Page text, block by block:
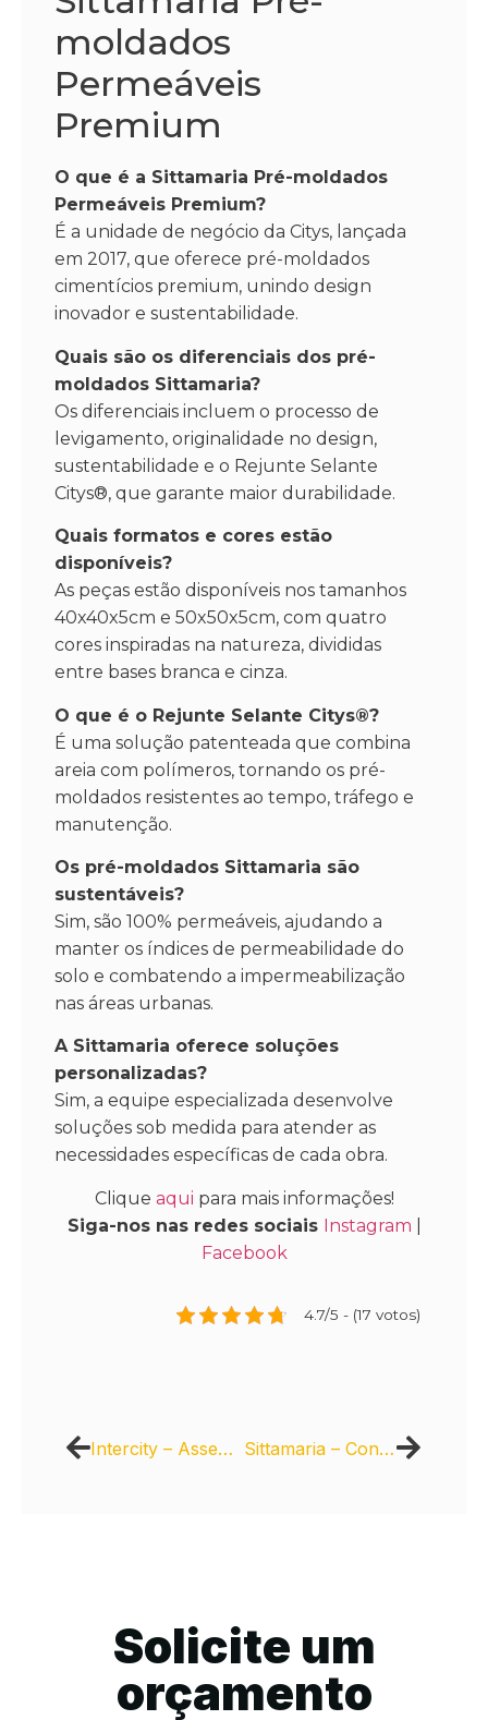
moldados
Permeáveis
Premium
O que é a Sittamaria Pré-moldados
Permeáveis Premium?
É a unidade de negócio da Citys, lançada
em 2017, que oferece pré-moldados
cimentícios premium, unindo design
inovador e sustentabilidade.
Quais são os diferenciais dos pré-
moldados Sittamaria?
Os diferenciais incluem o processo de
levigamento, originalidade no design,
sustentabilidade e o Rejunte Selante
Citys®, que garante maior durabilidade.
Quais formatos e cores estão
disponíveis?
As peças estão disponíveis nos tamanhos
40x40x5cm e 50x50x5cm, com quatro
cores inspiradas na natureza, divididas
entre bases branca e cinza.
O que é o Rejunte Selante Citys®?
É uma solução patenteada que combina
areia com polímeros, tornando os pré-
moldados resistentes ao tempo, tráfego e
manutenção.
Os pré-moldados Sittamaria são
sustentáveis?
Sim, são 100% permeáveis, ajudando a
manter os índices de permeabilidade do
solo e combatendo a impermeabilização
nas áreas urbanas.
A Sittamaria oferece soluções
personalizadas?
Sim, a equipe especializada desenvolve
soluções sob medida para atender as
necessidades específicas de cada obra.
Clique aqui para mais informações!
Siga-nos nas redes sociais Instagram
Facebook
4.7/5 - (17 votos)
Intercity – Assentamento mecanizado de intertravados Sittamaria – Conheça a “Calçada Todas as Cores” da CASACOR 2018
Solicite um
orçamento